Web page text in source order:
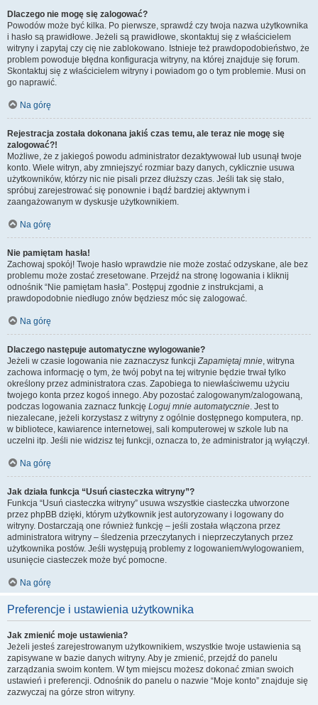
Dlaczego nie mogę się zalogować?
Powodów może być kilka. Po pierwsze, sprawdź czy twoja nazwa użytkownika
i hasło są prawidłowe. Jeżeli są prawidłowe, skontaktuj się z właścicielem
witryny i zapytaj czy cię nie zablokowano. Istnieje też prawdopodobieństwo, że
problem powoduje błędna konfiguracja witryny, na której znajduje się forum.
Skontaktuj się z właścicielem witryny i powiadom go o tym problemie. Musi on
go naprawić.
Na górę
Rejestracja została dokonana jakiś czas temu, ale teraz nie mogę się
zalogować?!
Możliwe, że z jakiegoś powodu administrator dezaktywował lub usunął twoje
konto. Wiele witryn, aby zmniejszyć rozmiar bazy danych, cyklicznie usuwa
użytkowników, którzy nic nie pisali przez dłuższy czas. Jeśli tak się stało,
spróbuj zarejestrować się ponownie i bądź bardziej aktywnym i
zaangażowanym w dyskusje użytkownikiem.
Na górę
Nie pamiętam hasła!
Zachowaj spokój! Twoje hasło wprawdzie nie może zostać odzyskane, ale bez
problemu może zostać zresetowane. Przejdź na stronę logowania i kliknij
odnośnik “Nie pamiętam hasła”. Postępuj zgodnie z instrukcjami, a
prawdopodobnie niedługo znów będziesz móc się zalogować.
Na górę
Dlaczego następuje automatyczne wylogowanie?
Jeżeli w czasie logowania nie zaznaczysz funkcjiZapamiętaj mnie, witryna
zachowa informację o tym, że twój pobyt na tej witrynie będzie trwał tylko
określony przez administratora czas. Zapobiega to niewłaściwemu użyciu
twojego konta przez kogoś innego. Aby pozostać zalogowanym/zalogowaną,
podczas logowania zaznacz funkcję Loguj mnie automatycznie. Jest to
niezalecane, jeżeli korzystasz z witryny z ogólnie dostępnego komputera, np.
w bibliotece, kawiarence internetowej, sali komputerowej w szkole lub na
uczelni itp. Jeśli nie widzisz tej funkcji, oznacza to, że administrator ją wyłączył.
Na górę
Jak działa funkcja “Usuń ciasteczka witryny”?
Funkcja “Usuń ciasteczka witryny” usuwa wszystkie ciasteczka utworzone
przez phpBB dzięki, którym użytkownik jest autoryzowany i logowany do
witryny. Dostarczają one również funkcję – jeśli została włączona przez
administratora witryny – śledzenia przeczytanych i nieprzeczytanych przez
użytkownika postów. Jeśli występują problemy z logowaniem/wylogowaniem,
usunięcie ciasteczek może być pomocne.
Na górę
Preferencje i ustawienia użytkownika
Jak zmienić moje ustawienia?
Jeżeli jesteś zarejestrowanym użytkownikiem, wszystkie twoje ustawienia są
zapisywane w bazie danych witryny. Aby je zmienić, przejdź do panelu
zarządzania swoim kontem. W tym miejscu możesz dokonać zmian swoich
ustawień i preferencji. Odnośnik do panelu o nazwie “Moje konto” znajduje się
zazwyczaj na górze stron witryny.